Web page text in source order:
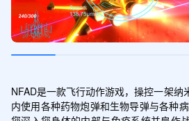
NFAD是一款飞行动作游戏，操控一架纳
内使用各种药物炮弹和生物导弹与各种